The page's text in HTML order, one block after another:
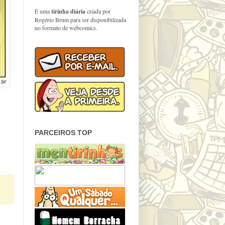
É umatirinha diáriacriada por
Rogério Brum para ser disponibilizada
no formato de webcomics.
PARCEIROS TOP